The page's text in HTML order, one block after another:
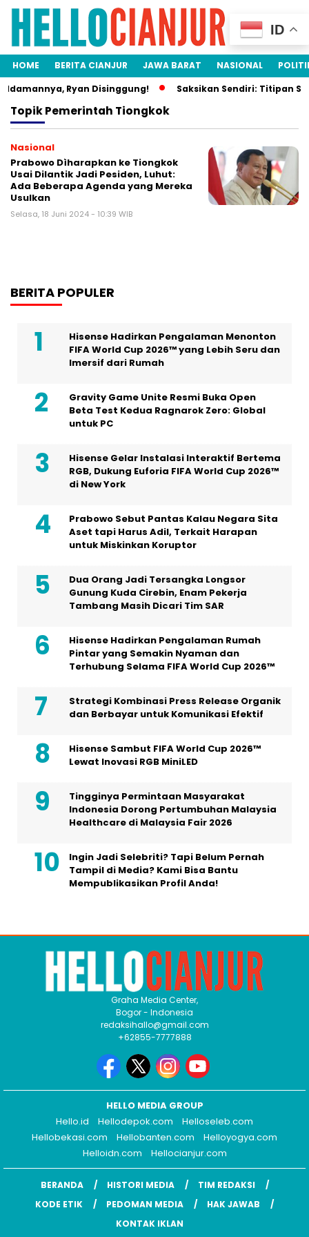
HOME BERITA CIANJUR JAWA BARAT NASIONAL
Ryan Disinggung!
Saksikan Sendiri: Titipan
TopikPemerintah Tiongkok
Nasional
Prabowo Dìharapkan ke Tiongkok
Usai Dilantik Jadi Pesiden, Luhut:
Ada Beberapa Agenda yang Mereka
Usulkan
Selasa, 18 Juni 2024 - 10:39 WIB
BERITA POPULER
Hisense Hadirkan Pengalaman Menonton
FIFA World Cup 2026™ yang Lebih Seru dan
Imersif dari Rumah
Gravity Game Unite Resmi Buka Open
Beta Test Kedua Ragnarok Zero: Global
untuk PC
Hisense Gelar Instalasi Interaktif Bertema
RGB, Dukung Euforia FIFA World Cup 2026™
di New York
Prabowo Sebut Pantas Kalau Negara Sita
Aset tapi Harus Adil, Terkait Harapan
untuk Miskinkan Koruptor
Dua Orang Jadi Tersangka Longsor
Gunung Kuda Cirebin, Enam Pekerja
Tambang Masih Dicari Tim SAR
Hisense Hadirkan Pengalaman Rumah
Pintar yang Semakin Nyaman dan
Terhubung Selama FIFA World Cup 2026™
Strategi Kombinasi Press Release Organik
dan Berbayar untuk Komunikasi Efektif
Hisense Sambut FIFA World Cup 2026™
Lewat Inovasi RGB MiniLED
Tingginya Permintaan Masyarakat
Indonesia Dorong Pertumbuhan Malaysia
Healthcare di Malaysia Fair 2026
Ingin Jadi Selebriti? Tapi Belum Pernah
Tampil di Media? Kami Bisa Bantu
Mempublikasikan Profil Anda!
ID
Graha Media Center,
Bogor - Indonesia
redaksihallo@gmail.com
+62855-7777888
HELLO MEDIA GROUP
Hello.id
Hellodepok.com
Helloseleb.com
Hellobekasi.com
Hellobanten.com
Helloyogya.com
Helloidn.com
Hellocianjur.com
BERANDA HISTORI MEDIA
TIM REDAKSI
KODE ETIK
PEDOMAN MEDIA
HAK JAWAB
KONTAK IKLAN